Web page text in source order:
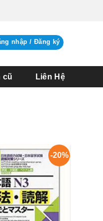
nhập / Đăng ký
cũ Liên Hệ
-20%